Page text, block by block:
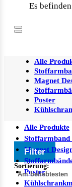
Es
Alle
Magnet
Poster
Alle Produkte
Stoffarmband
Magnet
Poster
Filter
Sortierung: